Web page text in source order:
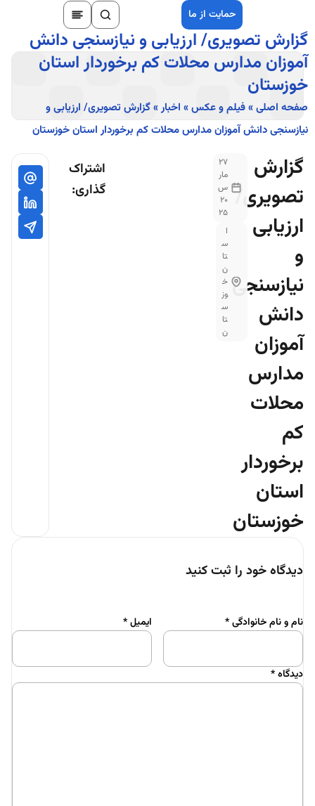
حمایت از ما
گزارش تصویری/ ارزیابی و نیازسنجی دانش
آموزان مدارس محلات کم برخوردار استان
خوزستان
صفحه اصلی»فیلم و عکس» اخبار»گزارش تصویری/ ارزیابی و
نیازسنجی دانش آموزان مدارس محلات کم برخوردار استان خوزستان
گزارش
تصویری/
ارزیابی
و
نیازسنجی
دانش
آموزان
مدارس
محلات
کم
برخوردار
استان
خوزستان
27
مار
س
20
25
ا
س
تا
ن
خ
وز
س
تا
ن
اشتراک
گذاری:
دیدگاه خود را ثبت کنید
دیدگاه*
نام و نام خانوادگی* ایمیل*